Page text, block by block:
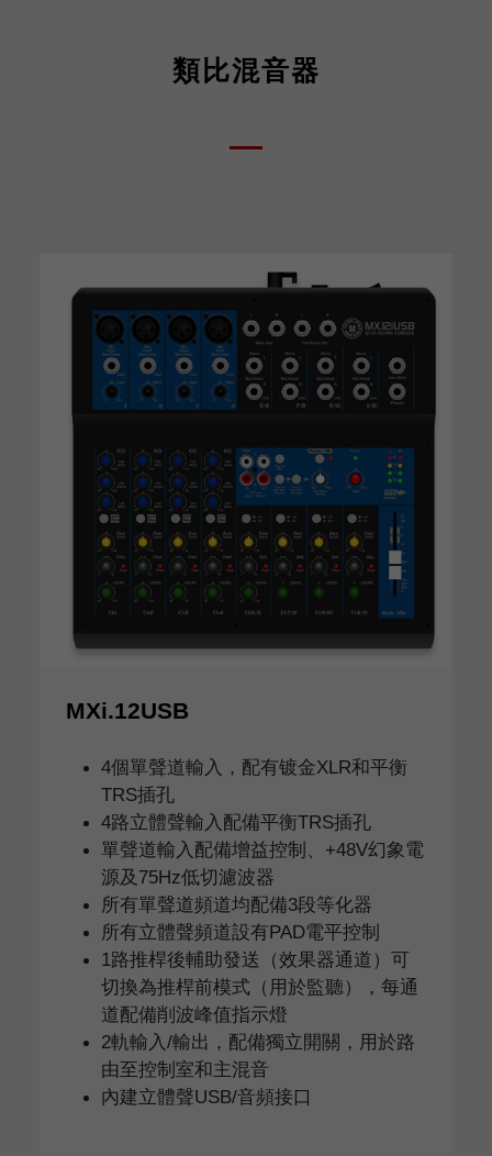
類比混音器
MXi.12USB
4個單聲道輸入，配有镀金XLR和平衡
TRS插孔
4路立體聲輸入配備平衡TRS插孔
單聲道輸入配備增益控制、+48V幻象電
源及75Hz低切濾波器
所有單聲道頻道均配備3段等化器
所有立體聲頻道設有PAD電平控制
1路推桿後輔助發送（效果器通道）可
切換為推桿前模式（用於監聽），每通
道配備削波峰值指示燈
2軌輸入/輸出，配備獨立開關，用於路
由至控制室和主混音
內建立體聲USB/音頻接口